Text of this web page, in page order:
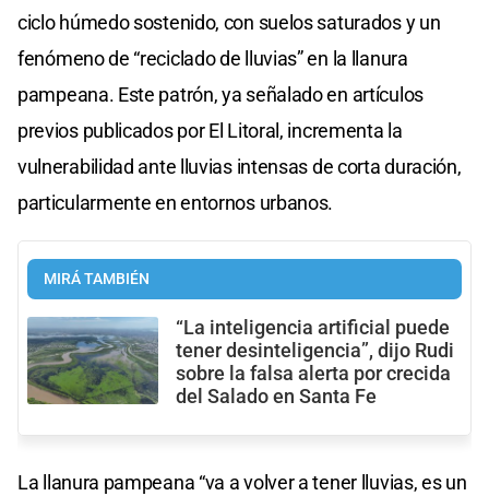
ciclo húmedo sostenido, con suelos saturados y un
fenómeno de “reciclado de lluvias” en la llanura
pampeana. Este patrón, ya señalado en artículos
previos publicados por El Litoral, incrementa la
vulnerabilidad ante lluvias intensas de corta duración,
particularmente en entornos urbanos.
MIRÁ TAMBIÉN
“La inteligencia artificial puede
tener desinteligencia”, dijo Rudi
sobre la falsa alerta por crecida
del Salado en Santa Fe
La llanura pampeana “va a volver a tener lluvias, es un